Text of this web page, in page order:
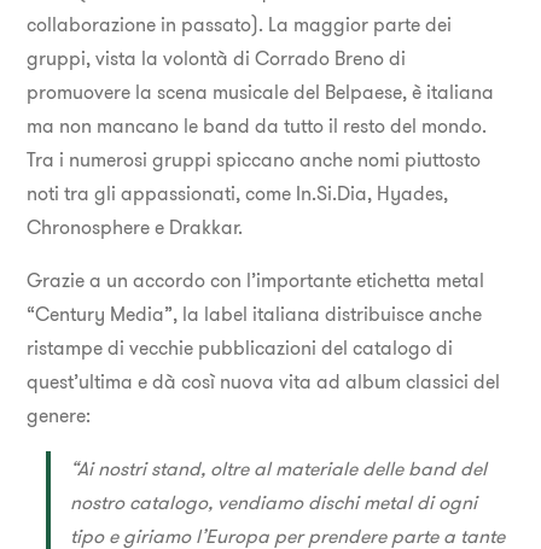
collaborazione in passato). La maggior parte dei
gruppi, vista la volontà di Corrado Breno di
promuovere la scena musicale del Belpaese, è italiana
ma non mancano le band da tutto il resto del mondo.
Tra i numerosi gruppi spiccano anche nomi piuttosto
noti tra gli appassionati, come In.Si.Dia, Hyades,
Chronosphere e Drakkar.
Grazie a un accordo con l’importante etichetta metal
“Century Media”, la label italiana distribuisce anche
ristampe di vecchie pubblicazioni del catalogo di
quest’ultima e dà così nuova vita ad album classici del
genere:
“Ai nostri stand, oltre al materiale delle band del
nostro catalogo, vendiamo dischi metal di ogni
tipo e giriamo l’Europa per prendere parte a tante